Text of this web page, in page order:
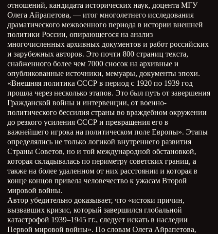
отношений, кандидата исторических наук, доцента МГУ
Олега Айрапетова, — итог многолетнего исследования
драматического межвоенного периода в истории внешней
политики России, опирающегося на анализ
многочисленных архивных документов и работ российских
и зарубежных авторов. Это почти 800 страниц текста,
снабженного более чем 7000 сносок на архивные и
опубликованные источники, мемуары, документы эпохи.
«Внешняя политика СССР в период с 1920 по 1939 год
прошла через несколько этапов. Это был путь от завершения
Гражданской войны и интервенции, от военно-
политического бессилия страны во враждебном окружении
до резкого усиления СССР и превращения его в
важнейшего игрока на политическом поле Европы». Этапы
определялись не только логикой внутреннего развития
Страны Советов, но и той международной обстановкой,
которая складывалась по периметру советских границ, а
также на более удаленном от них расстоянии и которая в
конце концов привела человечество к ужасам Второй
мировой войны.
Автор убедительно доказывает, что «истоки причин,
вызвавших кризис, который завершился глобальной
катастрофой 1939–1945 гг., следует искать в наследии
Первой мировой войны». По словам Олега Айрапетова,